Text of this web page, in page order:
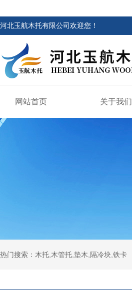
河北玉航木托有限公司欢迎您！
网站首页 关于我们
热门搜索：木托,木管托,垫木,隔冷块,铁卡